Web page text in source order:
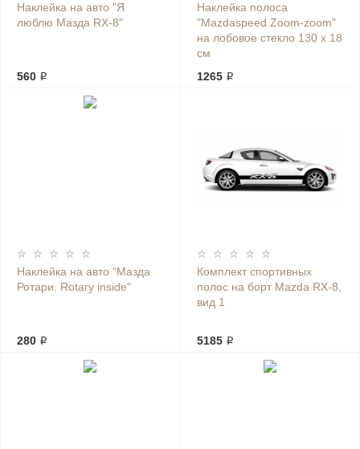
Наклейка на авто "Я
люблю Мазда RX-8"
560 ₽
Наклейка полоса
"Mazdaspeed Zoom-zoom"
на лобовое стекло 130 х 18
см
1265 ₽
Наклейка на авто "Мазда
Ротари. Rotary inside"
280 ₽
Комплект спортивных
полос на борт Mazda RX-8,
вид 1
5185 ₽